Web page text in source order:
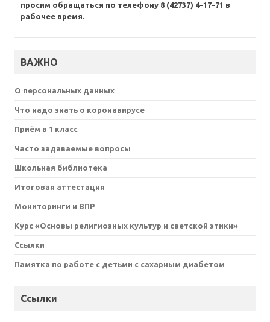
просим обращаться по телефону 8 (42737) 4-17-71 в
рабочее время.
ВАЖНО
О персональных данных
Что надо знать о коронавирусе
Приём в 1 класс
Часто задаваемые вопросы
Школьная библиотека
Итоговая аттестация
Мониторинги и ВПР
Курс «Основы религиозных культур и светской этики»
Ссылки
Памятка по работе с детьми с сахарным диабетом
Ссылки